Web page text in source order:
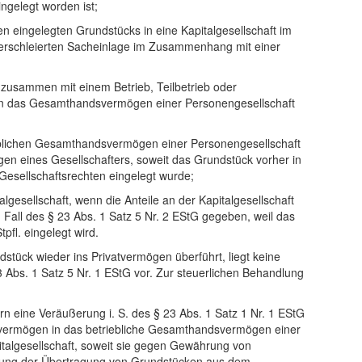
worden ist;
eingelegten Grundstücks in eine Kapitalgesellschaft im
Sacheinlage im Zusammenhang mit einer
mit einem Betrieb, Teilbetrieb oder
Gesamthandsvermögen einer Personengesellschaft
Gesamthandsvermögen einer Personengesellschaft
eines Gesellschafters, soweit das Grundstück vorher in
eingelegt wurde;
wenn die Anteile an der Kapitalgesellschaft
des § 23 Abs. 1 Satz 5 Nr. 2 EStG gegeben, weil das
eingelegt wird.
wieder ins Privatvermögen überführt, liegt keine
1 Satz 5 Nr. 1 EStG vor. Zur steuerlichen Behandlung
eine Veräußerung i. S. des § 23 Abs. 1 Satz 1 Nr. 1 EStG
in das betriebliche Gesamthandsvermögen einer
soweit sie gegen Gewährung von